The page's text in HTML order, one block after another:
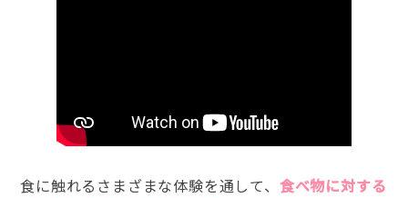
食に触れるさまざまな体験を通して、 食べ物に対する